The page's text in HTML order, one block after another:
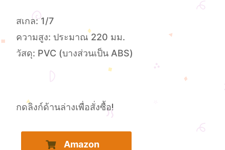
สเกล: 1/7
ความสูง: ประมาณ 220 มม.
วัสดุ: PVC (บางส่วนเป็น ABS)
กดลิงก์ด้านล่างเพื่อสั่งซื้อ!
Amazon